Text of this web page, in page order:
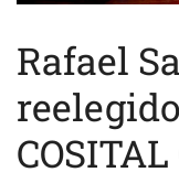
Rafael